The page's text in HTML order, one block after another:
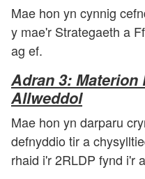
Mae hon yn cynnig
y mae'r Strategaeth a
ag ef.
Adran 3: Materion
Allweddol
Mae hon yn darparu
defnyddio tir a
rhaid i'r 2RLDP fynd i'r